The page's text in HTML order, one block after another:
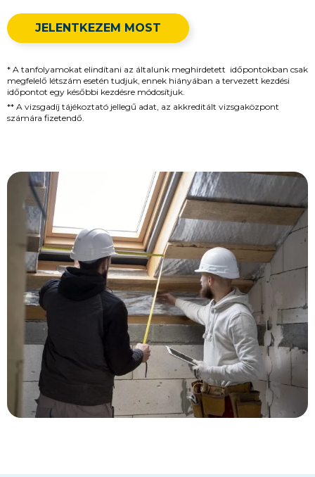
JELENTKEZEM MOST
* A tanfolyamokat elindítani az általunk meghirdetett időpontokban csak
megfelelő létszám esetén tudjuk, ennek hiányában a tervezett kezdési
időpontot egy későbbi kezdésre módosítjuk.
** A vizsgadíj tájékoztató jellegű adat, az akkreditált vizsgaközpont
számára fizetendő.